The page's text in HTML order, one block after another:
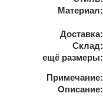
Материал:
Доставка:
Склад:
ещё размеры:
Примечание:
Описание: